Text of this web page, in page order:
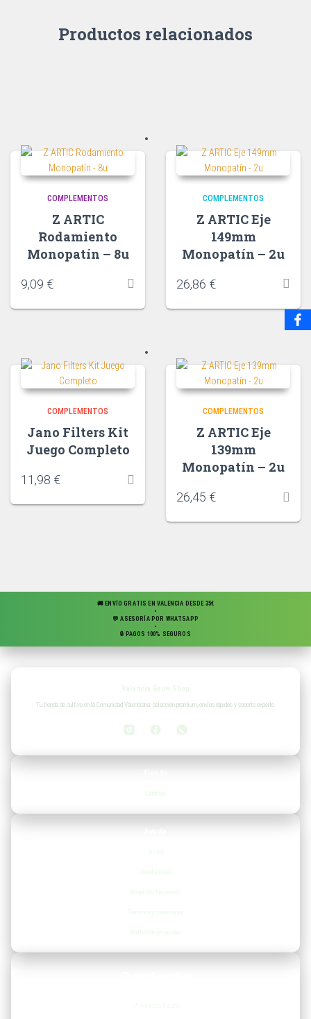
Productos relacionados
COMPLEMENTOS
Z ARTIC
Rodamiento
Monopatín – 8u
9,09 €
COMPLEMENTOS
Z ARTIC Eje
149mm
Monopatín – 2u
26,86 €
COMPLEMENTOS
Jano Filters Kit
Juego Completo
11,98 €
COMPLEMENTOS
Z ARTIC Eje
139mm
Monopatín – 2u
26,45 €
🚚 ENVÍO GRATIS EN VALENCIA DESDE 35€
•
💬 ASESORÍA POR WHATSAPP
•
🔒 PAGOS 100% SEGUROS
Tu tienda de cultivo en la Comunidad Valenciana: selección premium, envíos rápidos y soporte experto.
Catálogo
Preguntas frecuentes
Términos y condiciones
Política de privacidad